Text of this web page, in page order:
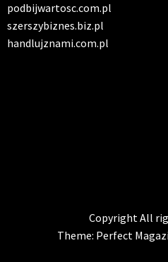
podbijwartosc.com.pl
szerszybiznes.biz.pl
handlujznami.com.pl
Copyright All
Theme: Perfect